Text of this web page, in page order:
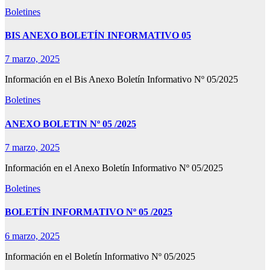
Boletines
BIS ANEXO BOLETÍN INFORMATIVO 05
7 marzo, 2025
Información en el Bis Anexo Boletín Informativo Nº 05/2025
Boletines
ANEXO BOLETIN Nº 05 /2025
7 marzo, 2025
Información en el Anexo Boletín Informativo Nº 05/2025
Boletines
BOLETÍN INFORMATIVO Nº 05 /2025
6 marzo, 2025
Información en el Boletín Informativo Nº 05/2025